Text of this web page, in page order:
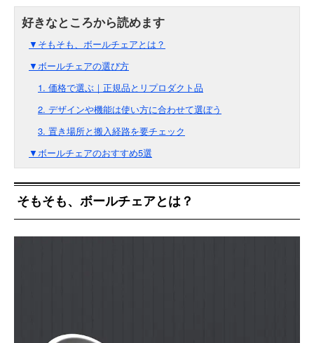
▼そもそも、ボールチェアとは？
▼ボールチェアの選び方
1. 価格で選ぶ｜正規品とリプロダクト品
2. デザインや機能は使い方に合わせて選ぼう
3. 置き場所と搬入経路を要チェック
▼ボールチェアのおすすめ5選
そもそも、ボールチェアとは？